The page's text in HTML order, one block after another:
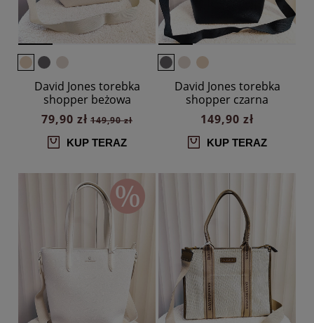
David Jones torebka
shopper beżowa
79,90 zł 149,90 zł
KUP TERAZ
David Jones torebka
shopper czarna
149,90 zł
KUP TERAZ